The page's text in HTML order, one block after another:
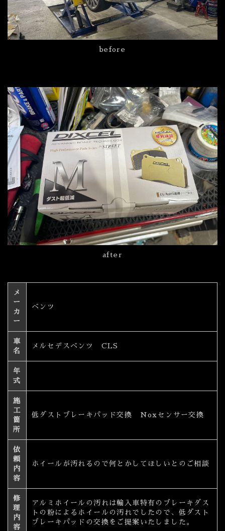
before
after
メ
ー
カ
ー
ベンツ
車
名
メルセデスベンツ CLS
年
式
施
工
箇
所
低ダストブレーキパッド交換 Noxセンサー交換
依
頼
内
容
ホイールが汚れるので何とかしてほしいとのご相談
修
理
内
容
アルミホイールの汚れは輸入車特有のブレーキダス
トの粉によるホイールの汚れでしたので、低ダスト
ブレーキパッドの交換をご提案いたしました。